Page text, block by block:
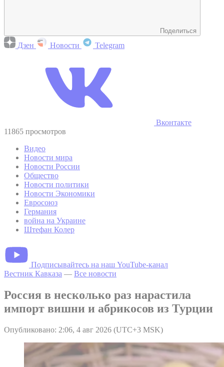
Поделиться
Дзен Новости Telegram
Вконтакте
11865 просмотров
Видео
Новости мира
Новости России
Общество
Новости политики
Новости Экономики
Евросоюз
Германия
война на Украине
Штефан Колер
Подписывайтесь на наш YouTube-канал
Вестник Кавказа — Все новости
Россия в несколько раз нарастила
импорт вишни и абрикосов из Турции
Опубликовано: 2:06, 4 авг 2026 (UTC+3 MSK)